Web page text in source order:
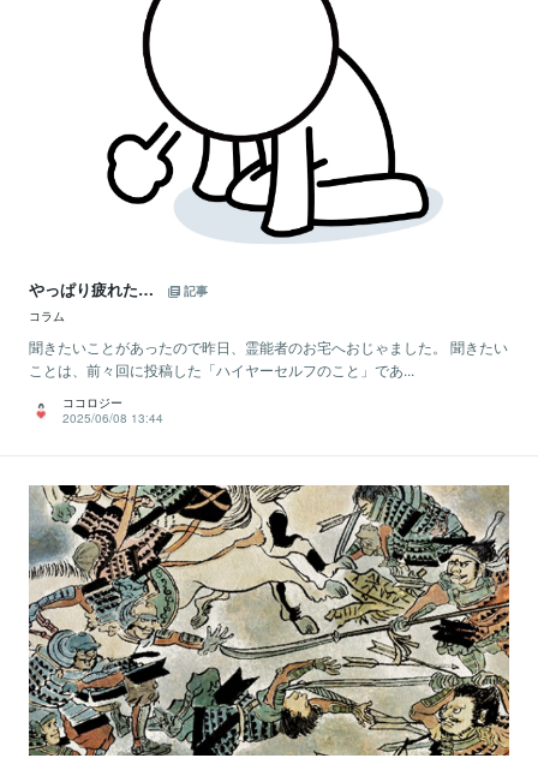
やっぱり疲れた…
記事
コラム
聞きたいことがあったので昨日、霊能者のお宅へおじゃました。 聞きたい
ことは、前々回に投稿した「ハイヤーセルフのこと」であ...
ココロジー
2025/06/08 13:44